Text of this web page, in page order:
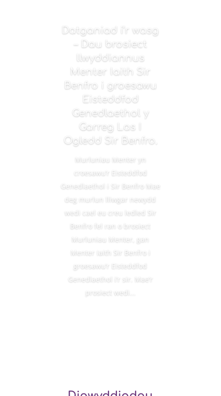
Datganiad i’r wasg
– Dau brosiect
llwyddiannus
Menter Iaith Sir
Benfro i groesawu
Eisteddfod
Genedlaethol y
Garreg Las I
Ogledd Sir Benfro.
Murluniau Menter yn
croesawu’r Eisteddfod
Genedlaethol i Sir Benfro Mae
deg murlun lliwgar newydd
wedi cael eu creu ledled Sir
Benfro fel ran o brosiect
Murluniau Menter, gan
Menter Iaith Sir Benfro i
groesawu’r Eisteddfod
Genedlaethol i’r sir. Mae’r
prosiect wedi...